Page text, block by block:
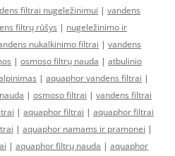
filtrai nugeležinimui | vandens
filtrų rūšys | nugeležinimo ir
nukalkinimo filtrai | vandens
| osmoso filtrų nauda | atbulinio
| aquaphor vandens filtrai |
| osmoso filtrai | vandens filtrai
| aquaphor filtrai | aquaphor filtrai
| aquaphor namams ir pramonei |
| aquaphor filtrų nauda | aquaphor